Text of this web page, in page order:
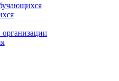
организации